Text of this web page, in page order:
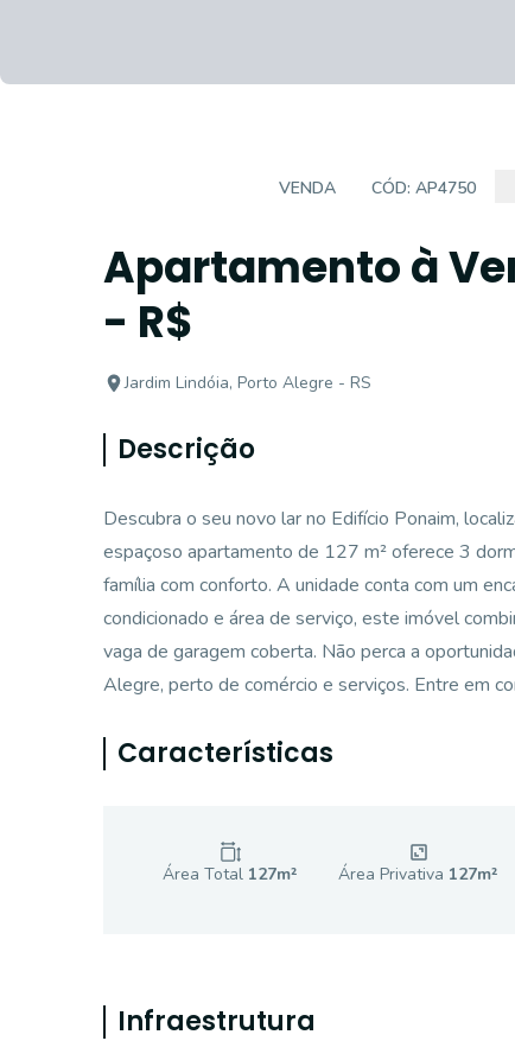
VENDA CÓD: AP4750
Apartamento à
- R$
Jardim Lindóia, Porto Alegre - RS
Descrição
Descubra o seu novo lar no Edifício Ponaim,
espaçoso apartamento de 127 m² oferece 3
família com conforto. A unidade conta com um
condicionado e área de serviço, este imóvel
vaga de garagem coberta. Não perca a
Alegre, perto de comércio e serviços. Entre em
Características
Área Total 127m² Área Privativa 127m²
Infraestrutura